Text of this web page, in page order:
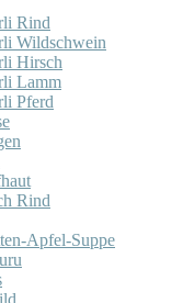
Rind
Wildschwein
Hirsch
Lamm
Pferd
Rind
Apfel-Suppe